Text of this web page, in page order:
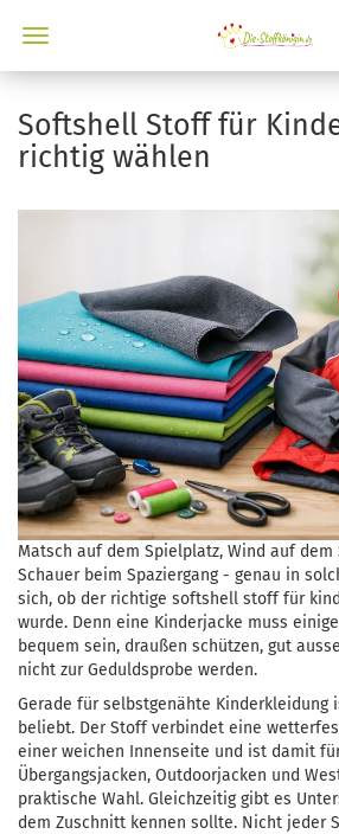
Softshell Stoff für
richtig wählen
Matsch auf dem Spielplatz, Wind auf dem
Schauer beim Spaziergang - genau in
sich, ob der richtige softshell stoff für
wurde. Denn eine Kinderjacke muss
bequem sein, draußen schützen, gut
nicht zur Geduldsprobe werden.
Gerade für selbstgenähte Kinderkleidung
beliebt. Der Stoff verbindet eine
einer weichen Innenseite und ist damit
Übergangsjacken, Outdoorjacken und
praktische Wahl. Gleichzeitig gibt es
dem Zuschnitt kennen sollte. Nicht jeder